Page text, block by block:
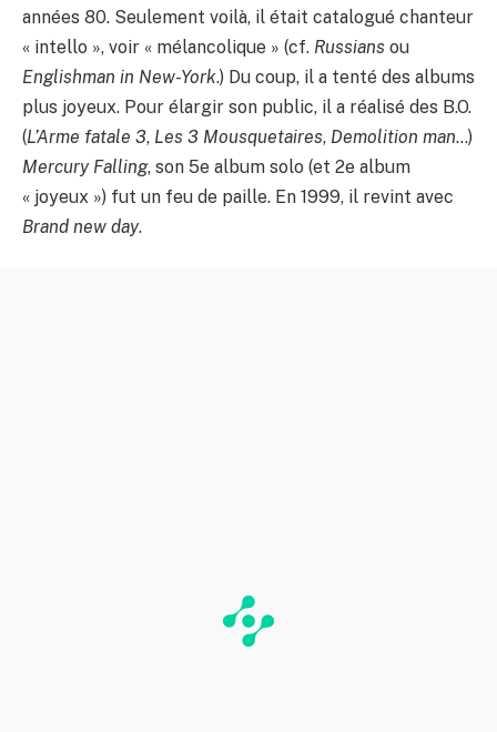
années 80. Seulement voilà, il était catalogué chanteur
« intello », voir « mélancolique » (cf. Russians ou
Englishman in New-York.) Du coup, il a tenté des albums
plus joyeux. Pour élargir son public, il a réalisé des B.O.
(L’Arme fatale 3, Les 3 Mousquetaires, Demolition man…)
Mercury Falling, son 5e album solo (et 2e album
« joyeux ») fut un feu de paille. En 1999, il revint avec
Brand new day.